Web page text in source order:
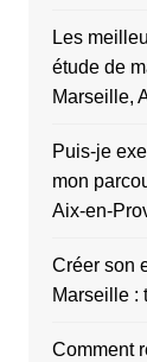
Les
étude de
Marseille,
Puis-je
mon
Aix-en-
Créer son
Marseille :
Comment